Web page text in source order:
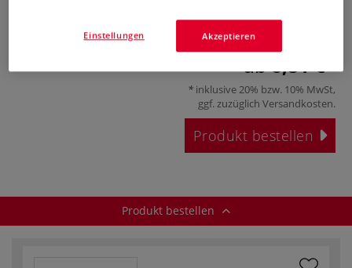
geschnitten. Keine Maßteilung.
Mehr
ab6,81 €
inklusive 20% bzw. 10% MwSt,
ggf. zuzüglich Versandkosten.
Produkt bestellen
Produkt bestellen
Akzeptieren
Einstellungen